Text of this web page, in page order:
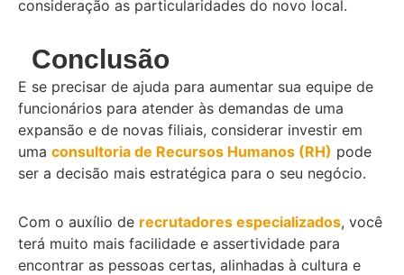
consideração as particularidades do novo local.
Conclusão
E se precisar de ajuda para aumentar sua equipe de
funcionários para atender às demandas de uma
expansão e de novas filiais, considerar investir em
uma consultoria de Recursos Humanos (RH) pode
ser a decisão mais estratégica para o seu negócio.
Com o auxílio de recrutadores especializados, você
terá muito mais facilidade e assertividade para
encontrar as pessoas certas, alinhadas à cultura e